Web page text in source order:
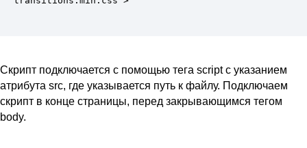
Скрипт подключается с помощью тега script с указанием
атрибута src, где указывается путь к файлу. Подключаем
скрипт в конце страницы, перед закрывающимся тегом
body.